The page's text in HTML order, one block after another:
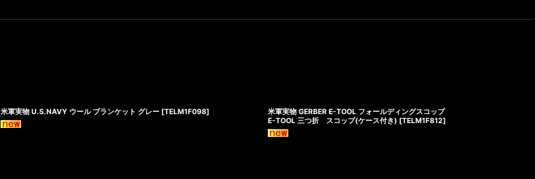
米軍実物 U.S.NAVY ウール ブランケット グレー [TELM1F098]
米軍実物 GERBER E-TOOL フォールディングスコップ
E-TOOL 三つ折 スコップ(ケース付き) [TELM1F812]